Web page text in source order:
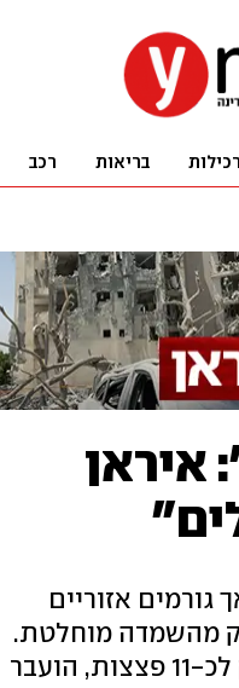
רכילות בריאות רכב
איראן
אזוריים
מהשמדה מוחלטת.
לפי גורמים ישראלים, מצבור האורניום של איראן, המספיק לכ-11 פצצות, הועבר